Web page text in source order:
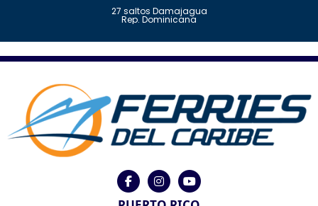
27 saltos Damajagua
Rep. Dominicana